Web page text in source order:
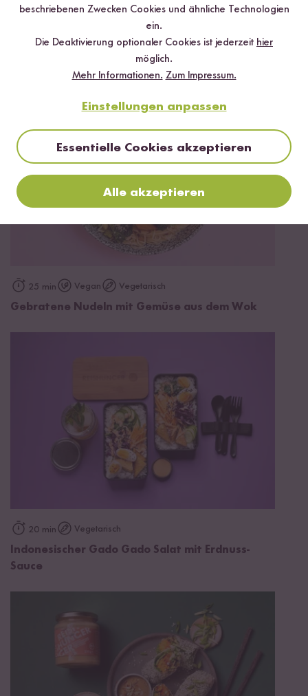
Veganer Milchreis mit Mandel-Beeren-Topping
aus dem Digitalen Reiskocher
25 min Vegan Vegetarisch
Gebratene Nudeln mit Gemüse aus dem Wok
20 min Vegetarisch
Indonesischer Gado Gado Salat mit Erdnuss-
Sauce
beschriebenen Zwecken Cookies und ähnliche Technologien
ein.
Die Deaktivierung optionaler Cookies ist jederzeit hier
möglich.
Mehr Informationen. Zum Impressum.
Einstellungen anpassen
Essentielle Cookies akzeptieren
Alle akzeptieren